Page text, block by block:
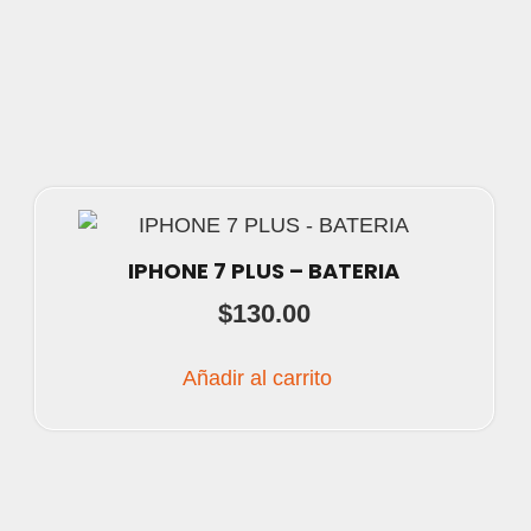
IPHONE 7 PLUS – BATERIA
$130.00
Añadir al carrito